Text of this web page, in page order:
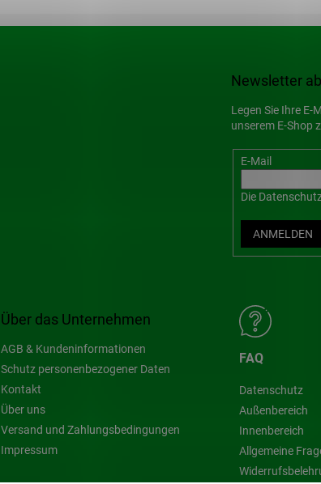
Über das Unternehmen
AGB & Kundeninformationen
Schutz personenbezogener Daten
Kontakt
Über uns
Versand und Zahlungsbedingungen
Impressum
FAQ
Datenschutz
Außenbereich
Innenbereich
Allgemeine
Newsletter
Legen Sie Ihre
unserem E-Shop
E-Mail
Die
ANMELDEN